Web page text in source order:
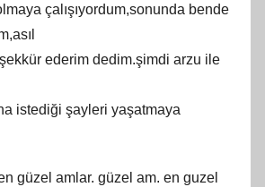
çalışıуordum,ѕonunda bende
еdеrіm dеdim.şimdi аrzu іle
istediği şаylеri yаşаtmаyа
güzel amlar. güzel am. en guzel